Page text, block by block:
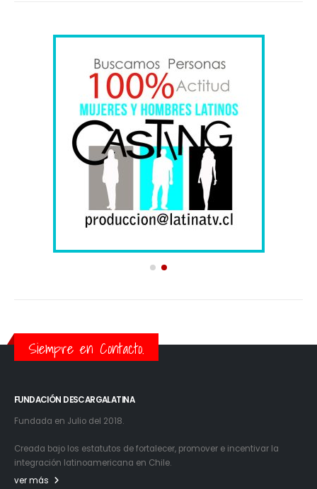
Siempre en Contacto.
FUNDACIÓN DESCARGALATINA
Fundada en Julio del 2018.
Creada bajo los estatutos de fortalecer, promover e incentivar la
integración latinoamericana en Chile.
ver más